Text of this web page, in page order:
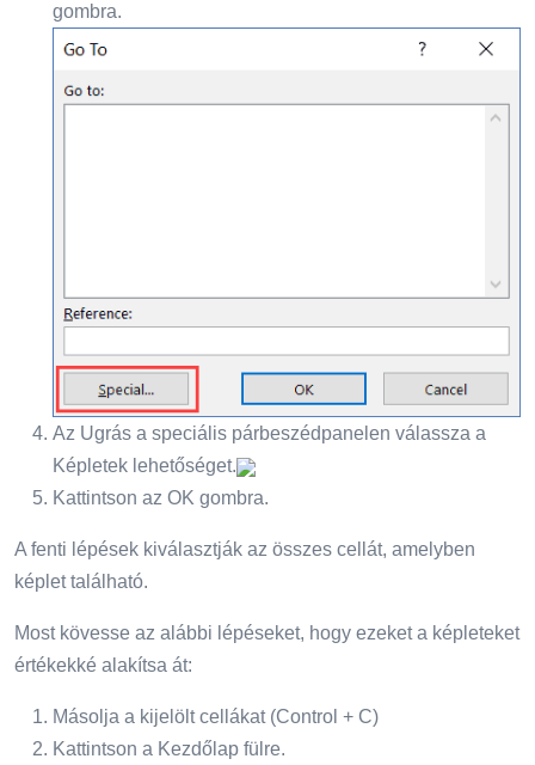
gombra.
Az Ugrás a speciális párbeszédpanelen válassza a
Képletek lehetőséget.
Kattintson az OK gombra.
A fenti lépések kiválasztják az összes cellát, amelyben
képlet található.
Most kövesse az alábbi lépéseket, hogy ezeket a képleteket
értékekké alakítsa át:
Másolja a kijelölt cellákat (Control + C)
Kattintson a Kezdőlap fülre.